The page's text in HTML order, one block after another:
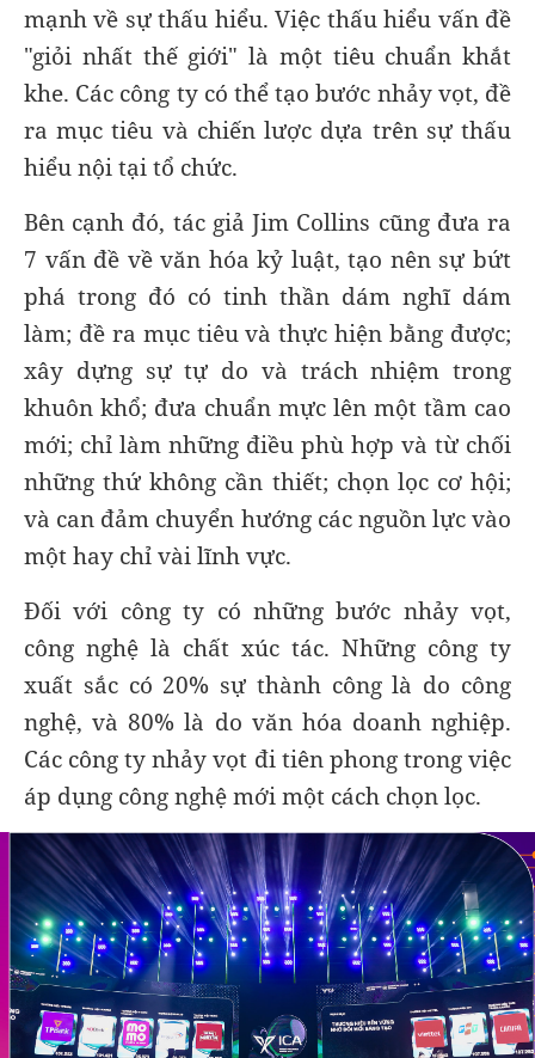
mạnh về sự thấu hiểu. Việc thấu hiểu vấn đề
"giỏi nhất thế giới" là một tiêu chuẩn khắt
khe. Các công ty có thể tạo bước nhảy vọt, đề
ra mục tiêu và chiến lược dựa trên sự thấu
hiểu nội tại tổ chức.
Bên cạnh đó, tác giả Jim Collins cũng đưa ra
7 vấn đề về văn hóa kỷ luật, tạo nên sự bứt
phá trong đó có tinh thần dám nghĩ dám
làm; đề ra mục tiêu và thực hiện bằng được;
xây dựng sự tự do và trách nhiệm trong
khuôn khổ; đưa chuẩn mực lên một tầm cao
mới; chỉ làm những điều phù hợp và từ chối
những thứ không cần thiết; chọn lọc cơ hội;
và can đảm chuyển hướng các nguồn lực vào
một hay chỉ vài lĩnh vực.
Đối với công ty có những bước nhảy vọt,
công nghệ là chất xúc tác. Những công ty
xuất sắc có 20% sự thành công là do công
nghệ, và 80% là do văn hóa doanh nghiệp.
Các công ty nhảy vọt đi tiên phong trong việc
áp dụng công nghệ mới một cách chọn lọc.